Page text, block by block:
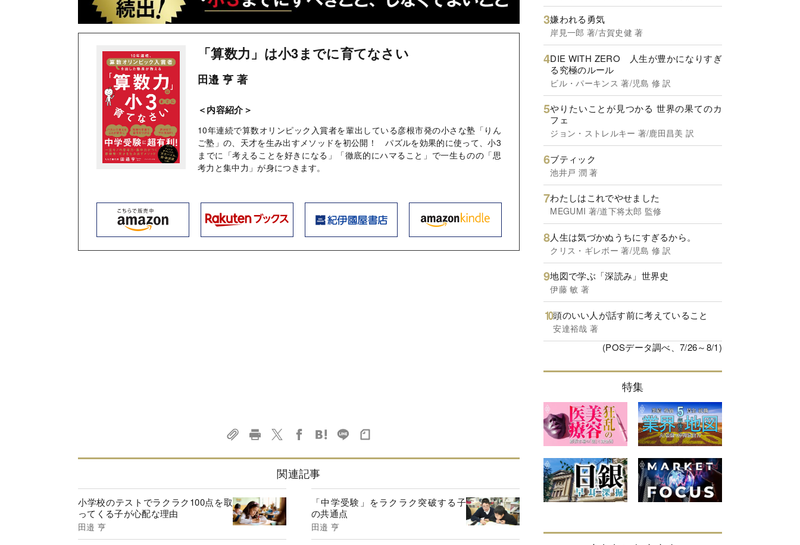
「算数力」は小3までに育てなさい
田邉 亨 著
＜内容紹介＞
10年連続で算数オリンピック入賞者を輩出している彦根市発の小さな塾「りん
ご塾」の、天才を生み出すメソッドを初公開！ パズルを効果的に使って、小3
までに「考えることを好きになる」「徹底的にハマること」で一生ものの「思
考力と集中力」が身につきます。
関連記事
小学校のテストでラクラク100点を取
ってくる子が心配な理由
田邉 亨
「中学受験」をラクラク突破する子
の共通点
田邉 亨
嫌われる勇気
岸見一郎 著/古賀史健 著
DIE WITH ZERO 人生が豊かになりすぎ
る究極のルール
ビル・パーキンス 著/児島 修 訳
やりたいことが見つかる 世界の果てのカ
フェ
ジョン・ストレルキー 著/鹿田昌美 訳
ブティック
池井戸 潤 著
わたしはこれでやせました
MEGUMI 著/道下将太郎 監修
人生は気づかぬうちにすぎるから。
クリス・ギレボー 著/児島 修 訳
地図で学ぶ「深読み」世界史
伊藤 敏 著
頭のいい人が話す前に考えていること
安達裕哉 著
(POSデータ調べ、7/26～8/1)
特集